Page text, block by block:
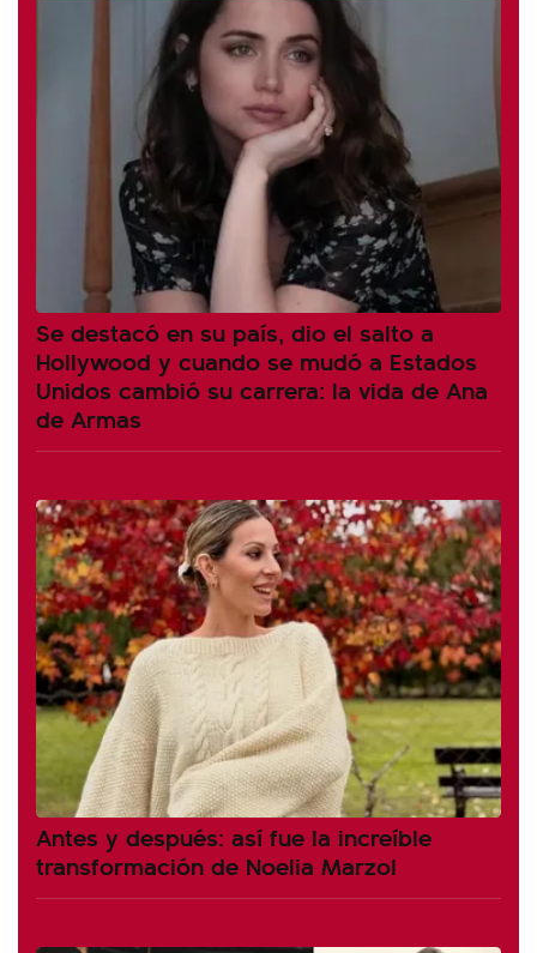
Se destacó en su país, dio el salto a
Hollywood y cuando se mudó a Estados
Unidos cambió su carrera: la vida de Ana
de Armas
Antes y después: así fue la increíble
transformación de Noelia Marzol